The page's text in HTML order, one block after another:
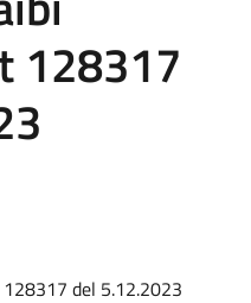
128317
del 5.12.2023